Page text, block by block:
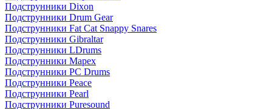
Подструнники Dixon
Подструнники Drum Gear
Подструнники Fat Cat Snappy Snares
Подструнники Gibraltar
Подструнники LDrums
Подструнники Mapex
Подструнники PC Drums
Подструнники Peace
Подструнники Pearl
Подструнники Puresound